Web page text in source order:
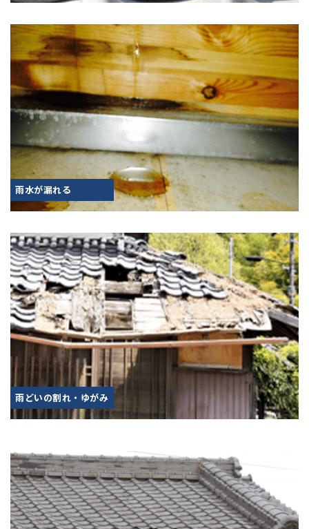
雨水が漏れる
雨どいの割れ・ゆがみ